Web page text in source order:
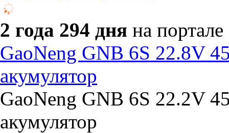
2 года 294 дня на портале
GaoNeng GNB 6S 22.8V
акумулятор
GaoNeng GNB 6S 22.2V
акумулятор